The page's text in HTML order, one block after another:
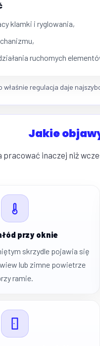
klamki i ryglowania,
ruchomych
właśnie regulacja daje
Jakie
pracować inaczej niż
przy oknie
skrzydle pojawia się
lub zimne powietrze
ramie.